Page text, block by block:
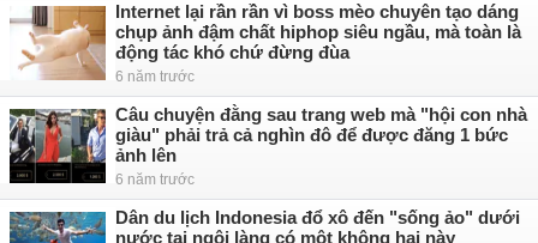
Internet lại rần rần vì boss mèo chuyên tạo dáng
chụp ảnh đậm chất hiphop siêu ngầu, mà toàn là
động tác khó chứ đừng đùa
6 năm trước
Câu chuyện đằng sau trang web mà "hội con nhà
giàu" phải trả cả nghìn đô để được đăng 1 bức
ảnh lên
6 năm trước
Dân du lịch Indonesia đổ xô đến "sống ảo" dưới
nước tại ngôi làng có một không hai này